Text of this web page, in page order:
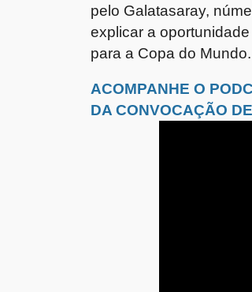
pelo Galatasaray,
explicar a
para a Copa do Mundo.
ACOMPANHE O
DA CONVOCAÇÃO